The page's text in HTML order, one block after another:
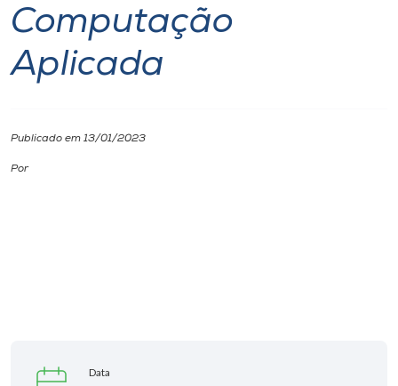
Atendimento ao Estudante
Portal de Ensino
Computação
Aplicada
Publicado em 13/01/2023
Por
Data